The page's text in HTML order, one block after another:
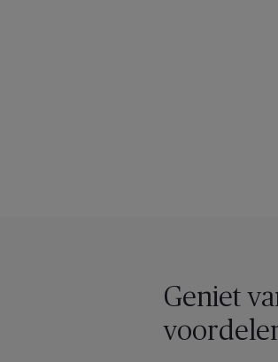
Geniet